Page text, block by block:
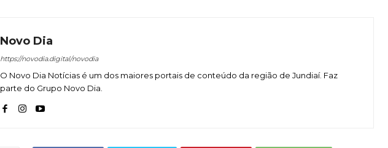
Novo Dia
https://novodia.digital/novodia
O Novo Dia Notícias é um dos maiores portais de conteúdo da região de Jundiaí. Faz
parte do Grupo Novo Dia.